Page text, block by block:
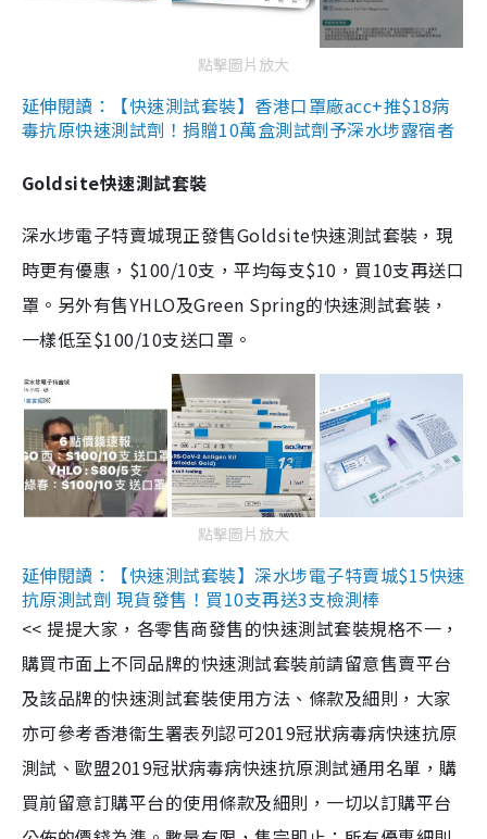
點擊圖片放大
延伸閱讀：【快速測試套裝】香港口罩廠acc+推$18病
毒抗原快速測試劑！捐贈10萬盒測試劑予深水埗露宿者
Goldsite快速測試套裝
深水埗電子特賣城現正發售Goldsite快速測試套裝，現
時更有優惠，$100/10支，平均每支$10，買10支再送口
罩。另外有售YHLO及Green Spring的快速測試套裝，
一樣低至$100/10支送口罩。
點擊圖片放大
延伸閱讀：【快速測試套裝】深水埗電子特賣城$15快速
抗原測試劑 現貨發售！買10支再送3支檢測棒
<< 提提大家，各零售商發售的快速測試套裝規格不一，
購買市面上不同品牌的快速測試套裝前請留意售賣平台
及該品牌的快速測試套裝使用方法、條款及細則，大家
亦可參考香港衞生署表列認可2019冠狀病毒病快速抗原
測試、歐盟2019冠狀病毒病快速抗原測試通用名單，購
買前留意訂購平台的使用條款及細則，一切以訂購平台